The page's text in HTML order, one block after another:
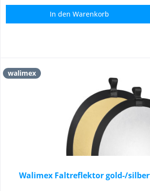
In den Warenkorb
walimex
Walimex Faltreflektor gold-/